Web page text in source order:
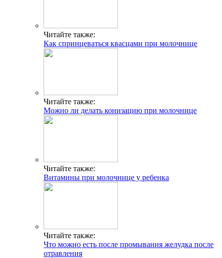
Читайте также:
Как спринцеваться квасцами при молочнице
Читайте также:
Можно ли делать конизацию при молочнице
Читайте также:
Витамины при молочнице у ребенка
Читайте также:
Что можно есть после промывания желудка после
отравления